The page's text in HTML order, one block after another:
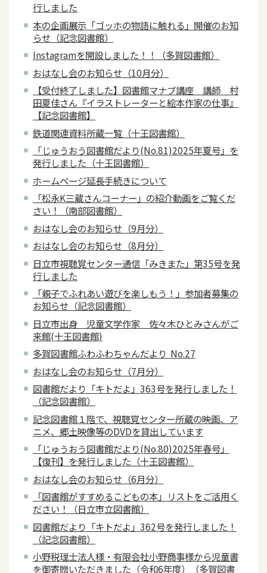
行しました
本の企画展示「ゴッホの物語に触れる」開催のお知
らせ（記念図書館）
Instagramを開設しました！！（多賀図書館）
おはなし会のお知らせ（10月分）
【受付終了しました】図書館マナブ講座 講師 村
田夏佳さん『イラストレーターと絵本作家の仕事』
【記念図書館】
鉄道関連資料所蔵一覧（十王図書館）
「じゅうおう図書館だより(No.81)2025年夏号」を
発行しました（十王図書館）
ホームページ延長手続きについて
「松永K三蔵さんコーナー」の紹介動画をご覧くだ
さい！（南部図書館）
おはなし会のお知らせ（9月分）
おはなし会のお知らせ（8月分）
日立市視聴覚センター通信「みきまた」第35号を発
行しました
「親子でふれあい遊びを楽しもう！」参加者募集の
お知らせ（記念図書館）
日立市出身 児童文学作家 佐々木ひとみさんがご
来館(十王図書館)
多賀図書館ふわふわちゃんだより No.27
おはなし会のお知らせ（7月分）
図書館だより「キトだよ」363号を発行しました！
（記念図書館）
記念図書館１階で、視聴覚センター所蔵の映画、ア
ニメ、郷土映像等のDVDを貸出しています
「じゅうおう図書館だより(No.80)2025年春号」
【復刊】を発行しました（十王図書館）
おはなし会のお知らせ（6月分）
「図書館がすすめるこどもの本」リストをご活用く
ださい！（日立市立図書館）
図書館だより「キトだよ」362号を発行しました！
（記念図書館）
小野税理士法人様・有限会社小野商事様から児童書
を御寄贈いただきました（令和6年度）（多賀図書